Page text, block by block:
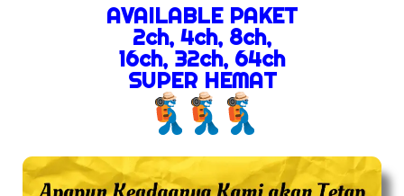
AVAILABLE PAKET
2ch, 4ch, 8ch,
16ch, 32ch, 64ch
SUPER HEMAT